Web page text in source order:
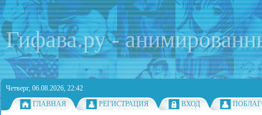
Гифава.ру -
Четверг, 06.08.2026, 22:42
ГЛАВНАЯ
РЕГИСТРАЦИЯ ВХОД